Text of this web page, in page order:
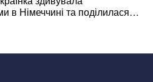
в Німеччині та поділилася